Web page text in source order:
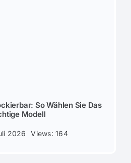
So Wählen Sie Das
Modell
2026 Views: 164